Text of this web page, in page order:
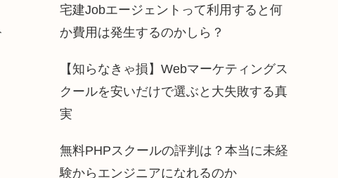
宅建Jobエージェントって利用すると何
か費用は発生するのかしら？
【知らなきゃ損】Webマーケティングス
クールを安いだけで選ぶと大失敗する真
実
無料PHPスクールの評判は？本当に未経
験からエンジニアになれるのか